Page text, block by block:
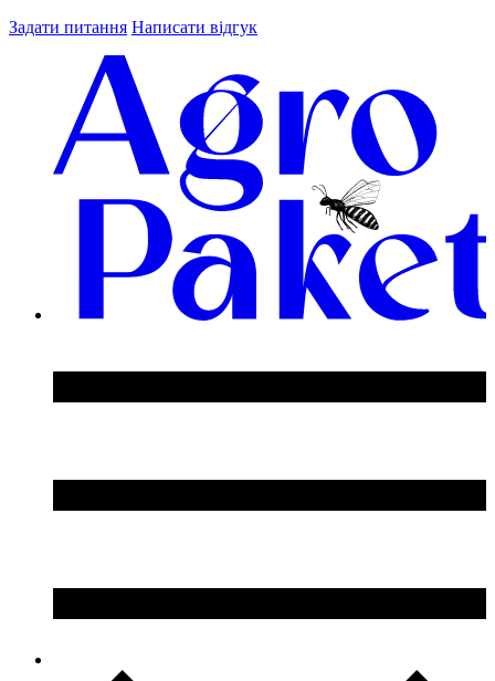
Задати питання Написати відгук